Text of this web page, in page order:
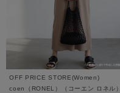
OFF PRICE STORE(Women)
coen（RONEL）（コーエン ロネル）